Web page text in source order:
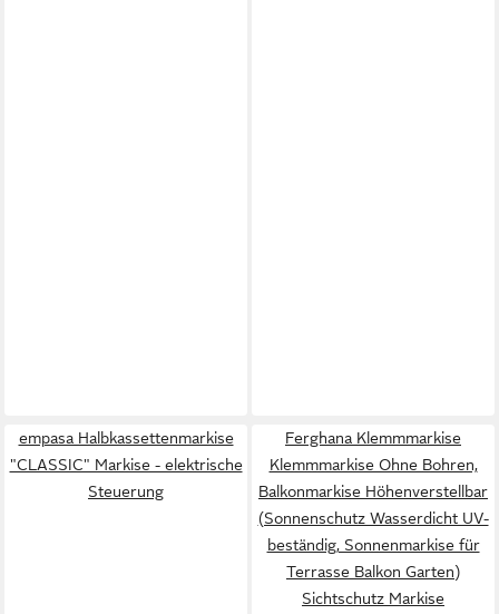
empasa Halbkassettenmarkise
"CLASSIC" Markise - elektrische
Steuerung
Ferghana Klemmmarkise
Klemmmarkise Ohne Bohren,
Balkonmarkise Höhenverstellbar
(Sonnenschutz Wasserdicht UV-
beständig, Sonnenmarkise für
Terrasse Balkon Garten)
Sichtschutz Markise